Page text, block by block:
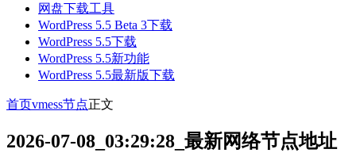
网盘下载工具
WordPress 5.5 Beta 3下载
WordPress 5.5下载
WordPress 5.5新功能
WordPress 5.5最新版下载
首页vmess节点正文
2026-07-08_03:29:28_最新网络节点地址